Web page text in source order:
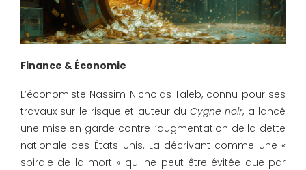
Finance & Économie
L’économiste Nassim Nicholas Taleb, connu pour ses
travaux sur le risque et auteur duCygne noir, a lancé
une mise en garde contre l’augmentation de la dette
nationale des États-Unis. La décrivant comme une «
spirale de la mort » qui ne peut être évitée que par